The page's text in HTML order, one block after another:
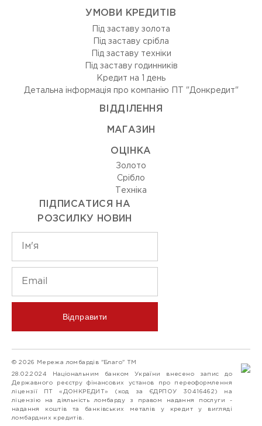
УМОВИ КРЕДИТІВ
Під заставу золота
Під заставу срібла
Під заставу техніки
Під заставу годинників
Кредит на 1 день
Детальна інформація про компанію ПТ "Донкредит"
ВIДДIЛЕННЯ
МАГАЗИН
ОЦIНКА
Золото
Срiбло
Технiка
ПІДПИСАТИСЯ НА
РОЗСИЛКУ НОВИН
Відправити
© 2026 Мережа ломбардів "Благо" ТМ
28.02.2024 Національним банком України внесено запис до
Державного реєстру фінансових установ про переоформлення
ліцензії ПТ «ДОНКРЕДИТ» (код за ЄДРПОУ 30416462) на
ліцензію на діяльність ломбарду з правом надання послуги -
надання коштів та банківських металів у кредит у вигляді
ломбардних кредитів.